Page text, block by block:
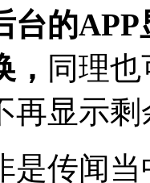
台的
同理
再显示
是传闻